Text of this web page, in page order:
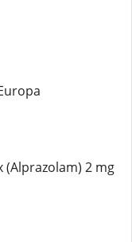
(Alprazolam) 2 mg